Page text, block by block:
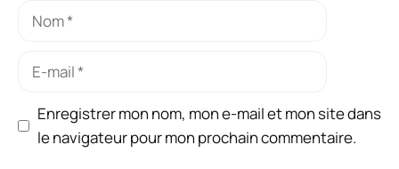
Nom
Enregistrer mon nom, mon e-mail et mon site dans
le navigateur pour mon prochain commentaire.